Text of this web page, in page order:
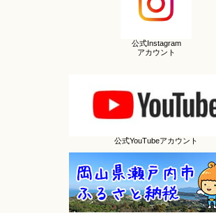
公式Instagram
アカウント
公式YouTubeアカウント